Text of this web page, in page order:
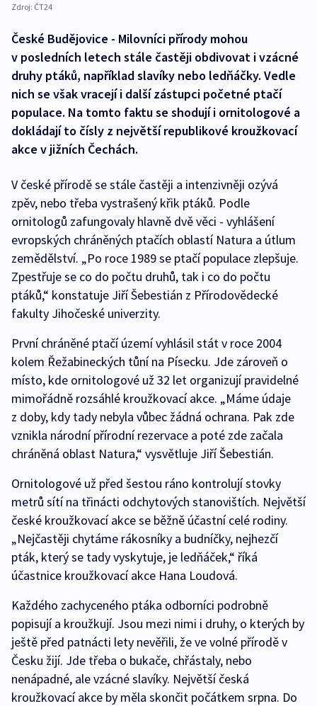
Zdroj: ČT24
České Budějovice - Milovníci přírody mohou
v posledních letech stále častěji obdivovat i vzácné
druhy ptáků, například slavíky nebo ledňáčky. Vedle
nich se však vracejí i další zástupci početné ptačí
populace. Na tomto faktu se shodují i ornitologové a
dokládají to čísly z největší republikové kroužkovací
akce v jižních Čechách.
V české přírodě se stále častěji a intenzivněji ozývá
zpěv, nebo třeba vystrašený křik ptáků. Podle
ornitologů zafungovaly hlavně dvě věci - vyhlášení
evropských chráněných ptačích oblastí Natura a útlum
zemědělství. „Po roce 1989 se ptačí populace zlepšuje.
Zpestřuje se co do počtu druhů, tak i co do počtu
ptáků,“ konstatuje Jiří Šebestián z Přírodovědecké
fakulty Jihočeské univerzity.
První chráněné ptačí území vyhlásil stát v roce 2004
kolem Řežabineckých tůní na Písecku. Jde zároveň o
místo, kde ornitologové už 32 let organizují pravidelné
mimořádně rozsáhlé kroužkovací akce. „Máme údaje
z doby, kdy tady nebyla vůbec žádná ochrana. Pak zde
vznikla národní přírodní rezervace a poté zde začala
chráněná oblast Natura,“ vysvětluje Jiří Šebestián.
Ornitologové už před šestou ráno kontrolují stovky
metrů sítí na třinácti odchytových stanovištích. Největší
české kroužkovací akce se běžně účastní celé rodiny.
„Nejčastěji chytáme rákosníky a budníčky, nejhezčí
pták, který se tady vyskytuje, je ledňáček,“ říká
účastnice kroužkovací akce Hana Loudová.
Každého zachyceného ptáka odborníci podrobně
popisují a kroužkují. Jsou mezi nimi i druhy, o kterých by
ještě před patnácti lety nevěřili, že ve volné přírodě v
Česku žijí. Jde třeba o bukače, chřástaly, nebo
nenápadné, ale vzácné slavíky. Největší česká
kroužkovací akce by měla skončit počátkem srpna. Do